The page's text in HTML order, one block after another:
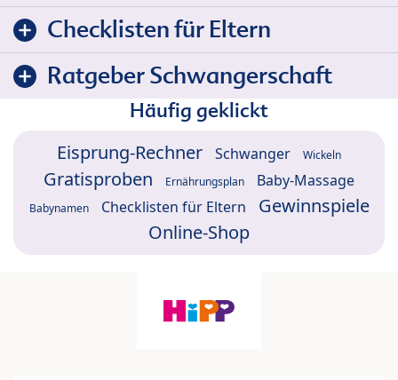
Checklisten für Eltern
Ratgeber Schwangerschaft
Häufig geklickt
Eisprung-Rechner Schwanger Wickeln
Gratisproben Ernährungsplan Baby-Massage
Babynamen Checklisten für Eltern
Gewinnspiele
Online-Shop